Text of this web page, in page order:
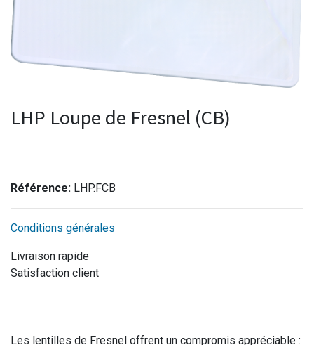
LHP Loupe de Fresnel (CB)
Référence: LHP.FCB
Conditions générales
Livraison rapide
Satisfaction client
Les lentilles de Fresnel offrent un compromis appréciable :